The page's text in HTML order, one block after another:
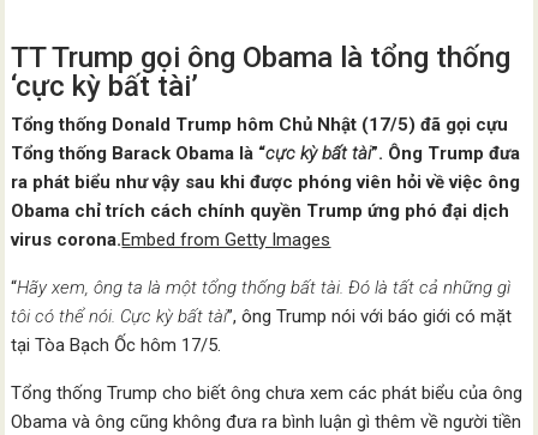
TT Trump gọi ông Obama là tổng thống
‘cực kỳ bất tài’
Tổng thống Donald Trump hôm Chủ Nhật (17/5) đã gọi cựu
Tổng thống Barack Obama là “cực kỳ bất tài”. Ông Trump đưa
ra phát biểu như vậy sau khi được phóng viên hỏi về việc ông
Obama chỉ trích cách chính quyền Trump ứng phó đại dịch
virus corona.Embed from Getty Images
“Hãy xem, ông ta là một tổng thống bất tài. Đó là tất cả những gì
tôi có thể nói. Cực kỳ bất tài”, ông Trump nói với báo giới có mặt
tại Tòa Bạch Ốc hôm 17/5.
Tổng thống Trump cho biết ông chưa xem các phát biểu của ông
Obama và ông cũng không đưa ra bình luận gì thêm về người tiền